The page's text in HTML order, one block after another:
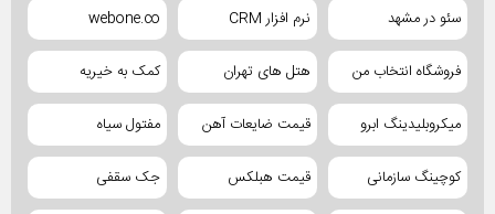
سئو در مشهد نرم افزار CRM webone.co
فروشگاه انتخاب من هتل های تهران کمک به خیریه
میکروبلیدینگ ابرو قیمت ضایعات آهن مفتول سیاه
کوچینگ سازمانی قیمت هبلکس جک سقفی